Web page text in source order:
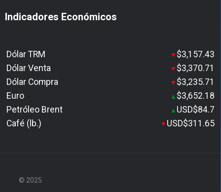
Indicadores Económicos
Dólar TRM ▼ $3,157.43
Dólar Venta
▼ $3,370.71
Dólar Compra
▼ $3,235.71
Euro
▲ $3,652.18
Petróleo Brent
▲ USD$84.7
Café (lb.)
▼ USD$311.65
© 2025